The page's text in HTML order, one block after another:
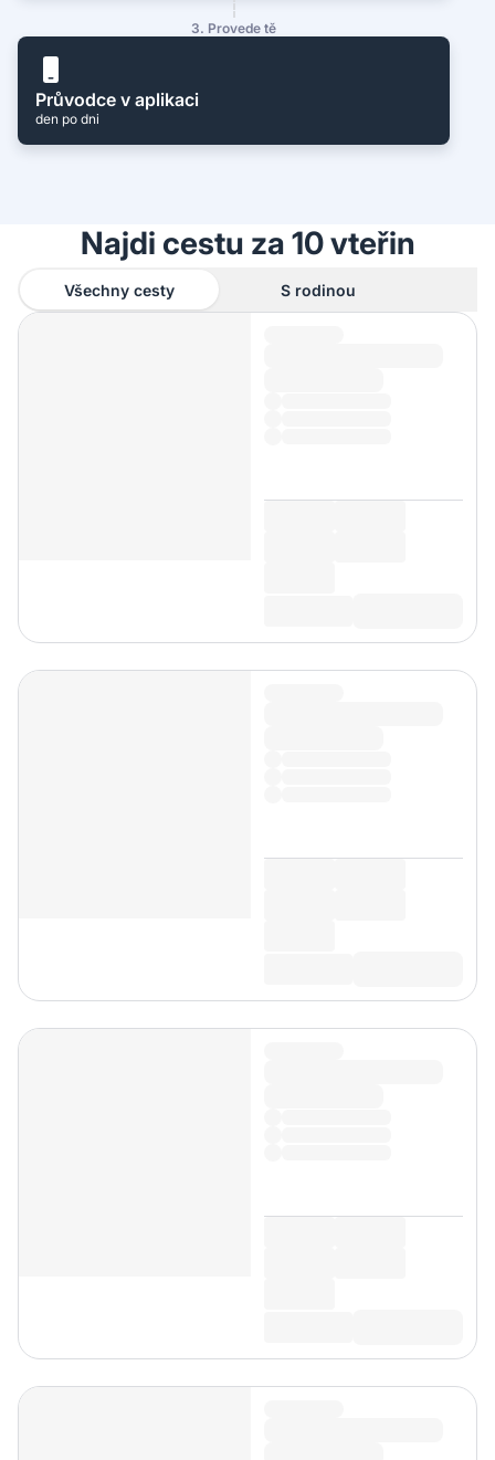
3. Provede tě
Průvodce v aplikaci
den po dni
Najdi cestu za 10 vteřin
Všechny cesty S rodinou